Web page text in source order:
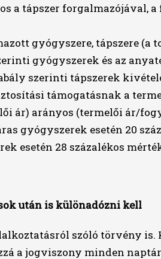
a tápszer forgalmazójával,
gyógyszere, tápszere (a
gyógyszerek és az
szerinti tápszerek
támogatásnak a
ár) arányos (termelői ár/
gyógyszerek esetén 20
esetén 28 százalékos
után is különadózni kell
szóló törvény
a jogviszony minden